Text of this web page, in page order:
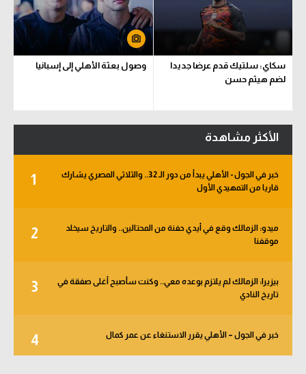
سكاي: سلتيك قدم عرضا جديدا
لضم هيثم حسن
وصول بعثة الأهلي إلى إسبانيا
الأكثر مشاهدة
1
خبر في الجول - الأهلي يبدأ من دور الـ 32.. والثلاثي المصري يشارك
قاريا من التمهيدي الأول
2
ميدو: الزمالك وقع في أيدي حفنة من المحتالين.. والتاريخ سيخلد
موقفنا
3
بيزيرا: الزمالك لم يلتزم بوعده معي.. وكنت سأصبح أغلى صفقة في
تاريخ النادي
4 خبر في الجول – الأهلي يقرر الاستنغاء عن عمر كمال